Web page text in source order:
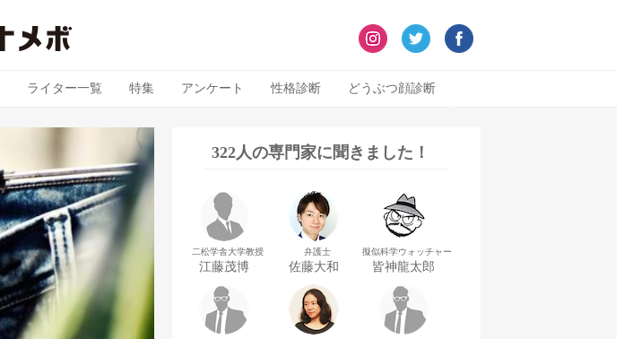
ライター一覧 特集 アンケート 性格診断 どうぶつ顔診断
322人の専門家に聞きました！
二松学舎大学教授
江藤茂博
弁護士
佐藤大和
擬似科学ウォッチャー
皆神龍太郎